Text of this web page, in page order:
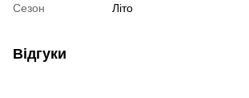
Сезон
Літо
Відгуки